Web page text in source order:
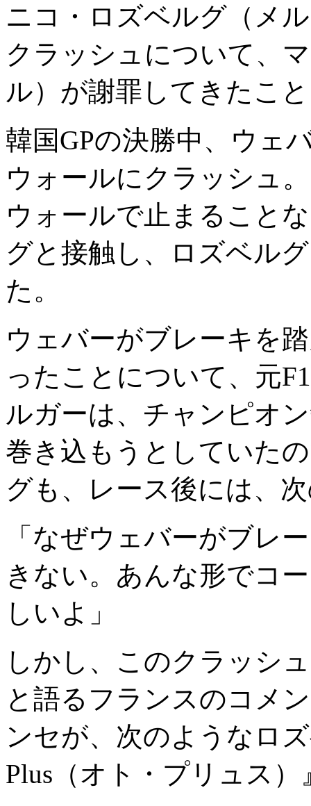
ニコ・ロズベルグ（メ
クラッシュについて、
ル）が謝罪してきたこ
韓国GPの決勝中、ウェ
ウォールにクラッシュ
ウォールで止まること
グと接触し、ロズベル
た。
ウェバーがブレーキを
ったことについて、元
ルガーは、チャンピオ
巻き込もうとしていた
グも、レース後には、
「なぜウェバーがブレ
きない。あんな形でコ
しいよ」
しかし、このクラッシ
と語るフランスのコメ
ンセが、次のようなロ
Plus（オト・プリュス